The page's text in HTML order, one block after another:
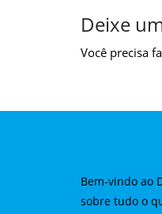
Deixe
Você precisa
Bem-vindo ao
sobre tudo o